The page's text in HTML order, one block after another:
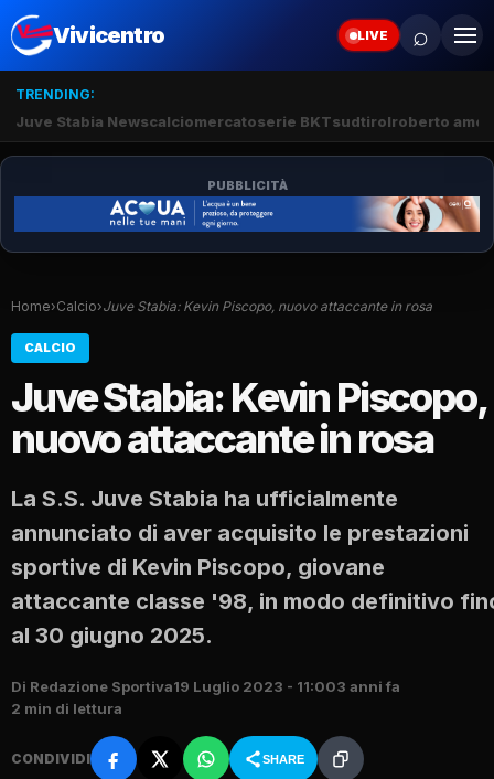
Vivicentro LIVE ⌕
TRENDING:
Juve Stabia Newscalciomercatoserie BKTsudtirolroberto
PUBBLICITÀ
Home›Calcio›Juve Stabia: Kevin Piscopo, nuovo attaccante in rosa
CALCIO
Juve Stabia: Kevin Piscopo,
nuovo attaccante in rosa
La S.S. Juve Stabia ha ufficialmente
annunciato di aver acquisito le prestazioni
sportive di Kevin Piscopo, giovane
attaccante classe '98, in modo definitivo
al 30 giugno 2025.
Di Redazione Sportiva19 Luglio 2023 - 11:003 anni fa
2 min di lettura
CONDIVIDI SHARE